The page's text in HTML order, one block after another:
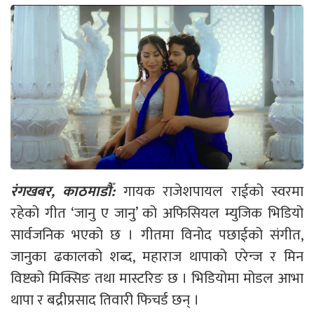
रंगखबर, काठमाडौँ: गायक राजेशपायल राईको स्वरमा
रहेको गीत ‘जानु ए जानु’ को अफिसियल म्युजिक भिडियो
सार्वजनिक भएको छ । गीतमा विनोद पछाईको संगीत,
जानुका ढकालको शब्द, महाराज थापाको एरेन्ज र मिन
विष्टको मिक्सिङ तथा मास्टरिङ छ । भिडियोमा मोडल आभा
थापा र बद्रीप्रसाद तिवारी फिचर्ड छन् ।